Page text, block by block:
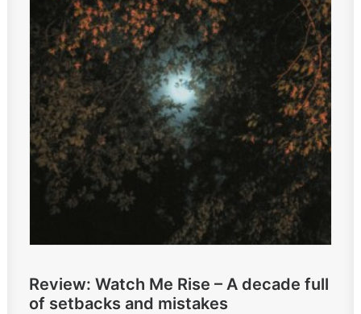
Review: Watch Me Rise – A decade full
of setbacks and mistakes